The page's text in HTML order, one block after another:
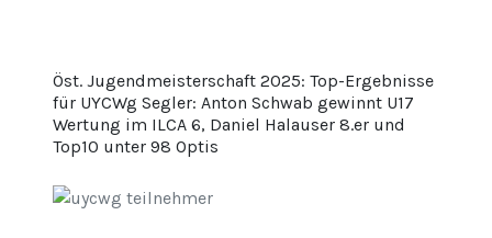
Öst. Jugendmeisterschaft 2025: Top-Ergebnisse
für UYCWg Segler: Anton Schwab gewinnt U17
Wertung im ILCA 6, Daniel Halauser 8.er und
Top10 unter 98 Optis